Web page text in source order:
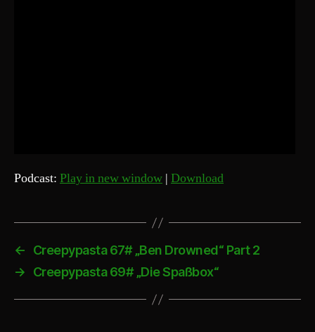
Podcast: Play in new window | Download
←
Creepypasta 67# „Ben Drowned“ Part 2
→
Creepypasta 69# „Die Spaßbox“